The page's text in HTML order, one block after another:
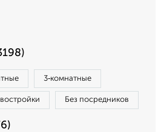
3‑комнатные
Без посредников